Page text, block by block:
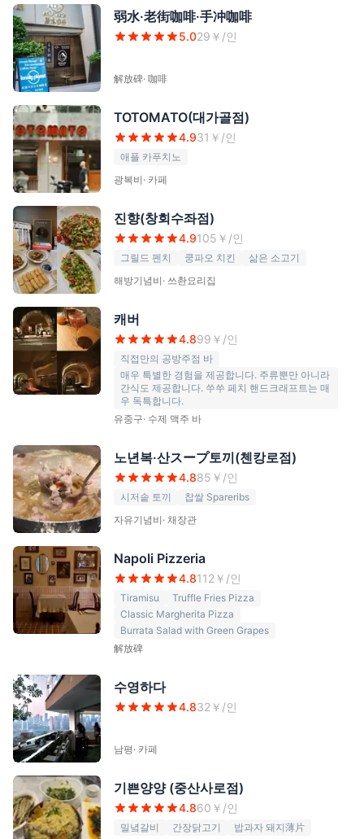
弱水·老街咖啡·手冲咖啡
5.029 ￥/인
解放碑· 咖啡
TOTOMATO(대가골점)
4.931 ￥/인
애플 카푸치노
광복비 · 카페
진향(창회수좌점)
4.9105 ￥/인
그릴드 펜치 쿵파오 치킨
삶은 소고기
해방기념비 · 쓰촨요리집
캐버
4.899 ￥/인
직접만의 공방주점 바
매우 특별한 경험을 제공합니다. 주류뿐만 아니라
간식도 제공합니다. 쑤쑤 페치 핸드크래프트는 매
우 독특합니다.
유중구· 수제 맥주 바
노년복·산スープ토끼(첸캉로점)
4.885 ￥/인
시저솥 토끼
찹쌀 Spareribs
자유기념비 · 채장관
Napoli Pizzeria
4.8112 ￥/인
Tiramisu
Truffle Fries Pizza
Classic Margherita Pizza
Burrata Salad with Green Grapes
解放碑
수영하다
4.832 ￥/인
남평· 카페
기쁜양양 (중산사로점)
4.860 ￥/인
밀녘갈비 간장닭고기 밥과자 돼지薄片